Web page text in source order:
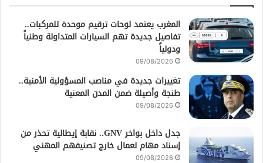
المغرب يعتمد لوحات ترقيم موحدة للمركبات..
تفاصيل جديدة تهم السيارات المتداولة وطنياً
ودولياً
09/08/2026
تغييرات جديدة في مناصب المسؤولية الأمنية..
طنجة وأصيلة ضمن المدن المعنية
09/08/2026
جدل داخل بواخر GNV.. نقابة إيطالية تحذر من
إسناد مهام لعمال خارج تصنيفهم المهني
09/08/2026